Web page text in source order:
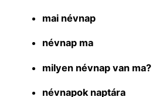
mai névnap
névnap ma
milyen névnap van ma?
névnapok naptára